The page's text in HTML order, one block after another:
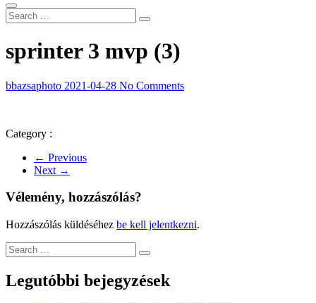
sprinter 3 mvp (3)
bbazsaphoto 2021-04-28 No Comments
Category :
← Previous
Next →
Vélemény, hozzászólás?
Hozzászólás küldéséhez be kell jelentkezni.
Legutóbbi bejegyzések